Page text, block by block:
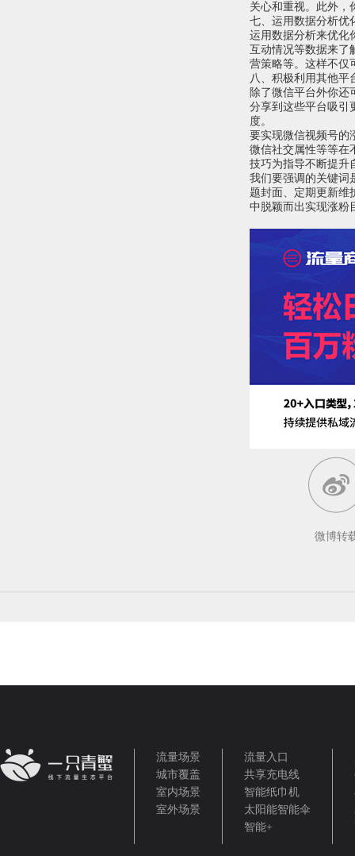
关心和重视。此外，
七、运用数据分析优
运用数据分析来优化
互动情况等数据来了
营策略等。这样不仅
八、积极利用其他平
除了微信平台外你还
分享到这些平台吸引
度。
要实现微信视频号的
微信社交属性等等在
技巧为指导不断提升
我们要强调的关键词
题封面、定期更新维
中脱颖而出实现涨粉
微博转
流量场景
城市覆盖
室内场景
室外场景
流量入口
共享充电线
智能纸巾机
太阳能智能伞
智能+